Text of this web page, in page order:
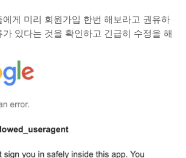
에게 미리 회원가입 한번 해보라고 권유하
있다는 것을 확인하고 긴급히 수정을 해